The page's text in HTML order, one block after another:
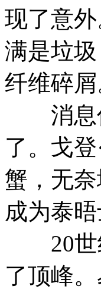
现了意
满是垃
纤维碎屑
消息传
了。戈
蟹，无
成为泰
20世纪
了顶峰